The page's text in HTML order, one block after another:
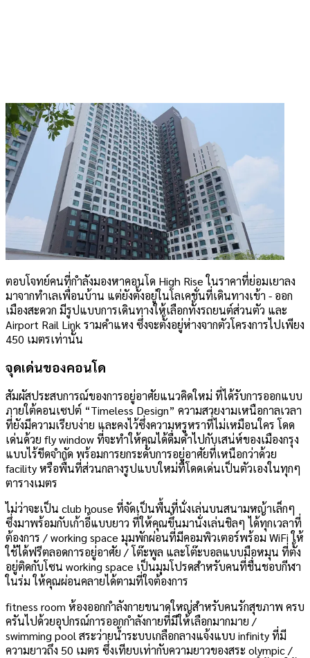
ตอบโจทย์คนที่กำลังมองหาคอนโด High Rise ในราคาที่ย่อมเยาลง
มาจากทำเลเพื่อนบ้าน แต่ยังตั้งอยู่ในโลเคชั่นที่เดินทางเข้า - ออก
เมืองสะดวก มีรูปแบบการเดินทางให้เลือกทั้งรถยนต์ส่วนตัว และ
Airport Rail Link รามคำแหง ซึ่งจะตั้งอยู่ห่างจากตัวโครงการไปเพียง
450 เมตรเท่านั้น
จุดเด่นของคอนโด
สัมผัสประสบการณ์ของการอยู่อาศัยแนวคิดใหม่ ที่ได้รับการออกแบบ
ภายใต้คอนเซปต์ “Timeless Design” ความสวยงามเหนือกาลเวลา
ที่ยังมีความเรียบง่าย และคงไว้ซึ่งความหรูหราที่ไม่เหมือนใคร โดด
เด่นด้วย fly window ที่จะทำให้คุณได้ดื่มด่ำไปกับเสน่ห์ของเมืองกรุง
แบบไร้ขีดจำกัด พร้อมการยกระดับการอยู่อาศัยที่เหนือกว่าด้วย
facility หรือพื้นที่ส่วนกลางรูปแบบใหม่ที่โดดเด่นเป็นตัวเองในทุกๆ
ตารางเมตร
ไม่ว่าจะเป็น club house ที่จัดเป็นพื้นที่นั่งเล่นบนสนามหญ้าเล็กๆ
ซึ่งมาพร้อมกับเก้าอี้แบบยาว ที่ให้คุณขึ้นมานั่งเล่นชิลๆ ได้ทุกเวลาที่
ต้องการ / working space มุมพักผ่อนที่มีคอมพิวเตอร์พร้อม WiFi ให้
ใช้ได้ฟรีตลอดการอยู่อาศัย / โต๊ะพูล และโต๊ะบอลแบบมือหมุน ที่ตั้ง
อยู่ติดกับโซน working space เป็นมุมโปรดสำหรับคนที่ชื่นชอบกีฬา
ในร่ม ให้คุณผ่อนคลายได้ตามที่ใจต้องการ
fitness room ห้องออกกำลังกายขนาดใหญ่สำหรับคนรักสุขภาพ ครบ
ครันไปด้วยอุปกรณ์การออกกำลังกายที่มีให้เลือกมากมาย /
swimming pool สระว่ายน้ำระบบเกลือกลางแจ้งแบบ infinity ที่มี
ความยาวถึง 50 เมตร ซึ่งเทียบเท่ากับความยาวของสระ olympic /